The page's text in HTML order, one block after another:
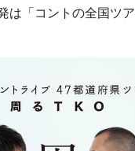
は「コントの全国ツ